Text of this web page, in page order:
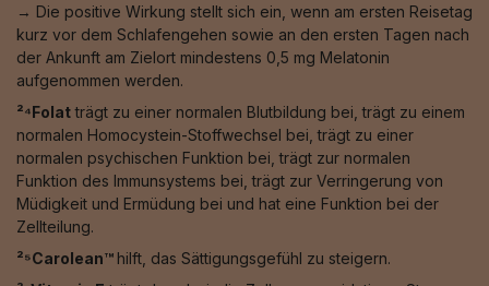
→ Die positive Wirkung stellt sich ein, wenn am ersten Reisetag
kurz vor dem Schlafengehen sowie an den ersten Tagen nach
der Ankunft am Zielort mindestens 0,5 mg Melatonin
aufgenommen werden.
²⁴Folatträgt zu einer normalen Blutbildung bei, trägt zu einem
normalen Homocystein-Stoffwechsel bei, trägt zu einer
normalen psychischen Funktion bei, trägt zur normalen
Funktion des Immunsystems bei, trägt zur Verringerung von
Müdigkeit und Ermüdung bei und hat eine Funktion bei der
Zellteilung.
²⁵Carolean™️ hilft, das Sättigungsgefühl zu steigern.